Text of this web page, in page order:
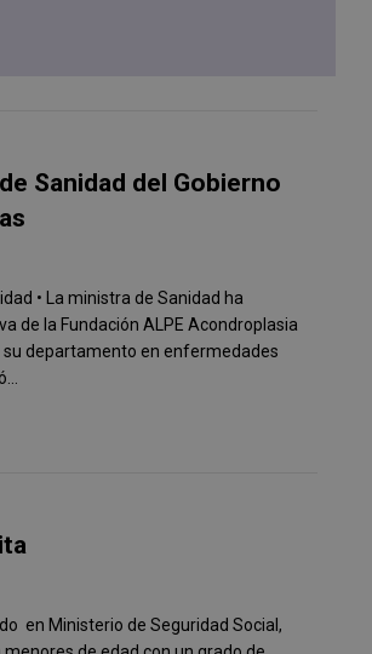
Sanidad del Gobierno
• La ministra de Sanidad ha
de la Fundación ALPE Acondroplasia
departamento en enfermedades
en Ministerio de Seguridad Social,